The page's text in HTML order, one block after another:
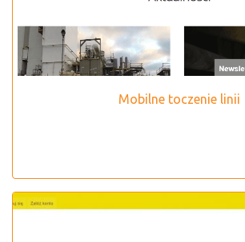
Mobilne toczenie linii